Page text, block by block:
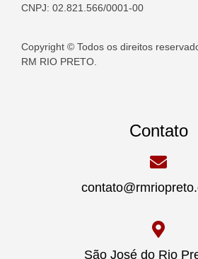
CNPJ: 02.821.566/0001-00
Copyright © Todos os direitos
RM RIO PRETO.
Contato
São José do Rio